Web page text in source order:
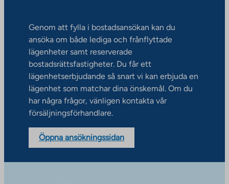
Genom att fylla i bostadsansökan kan du
ansöka om både lediga och frånflyttade
lägenheter samt reserverade
bostadsrättsfastigheter. Du får ett
lägenhetserbjudande så snart vi kan erbjuda en
lägenhet som matchar dina önskemål. Om du
har några frågor, vänligen kontakta vår
försäljningsförhandlare.
Öppna ansökningssidan